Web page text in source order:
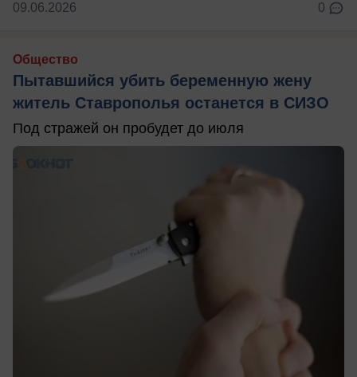
09.06.2026 0
Общество
Пытавшийся убить беременную жену
житель Ставрополья останется в СИЗО
Под стражей он пробудет до июля